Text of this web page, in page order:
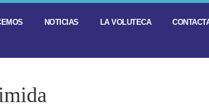
NOTICIAS LA VOLUTECA